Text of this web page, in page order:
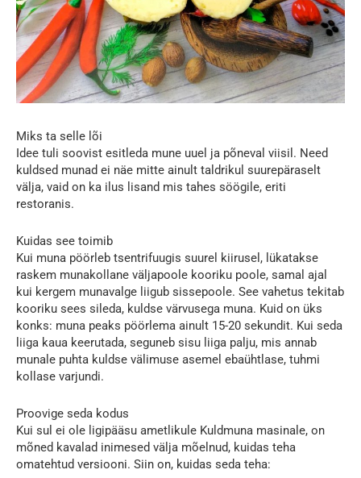
Miks ta selle lõi
Idee tuli soovist esitleda mune uuel ja põneval viisil. Need
kuldsed munad ei näe mitte ainult taldrikul suurepäraselt
välja, vaid on ka ilus lisand mis tahes söögile, eriti
restoranis.
Kuidas see toimib
Kui muna pöörleb tsentrifuugis suurel kiirusel, lükatakse
raskem munakollane väljapoole kooriku poole, samal ajal
kui kergem munavalge liigub sissepoole. See vahetus tekitab
kooriku sees sileda, kuldse värvusega muna. Kuid on üks
konks: muna peaks pöörlema ainult 15-20 sekundit. Kui seda
liiga kaua keerutada, seguneb sisu liiga palju, mis annab
munale puhta kuldse välimuse asemel ebaühtlase, tuhmi
kollase varjundi.
Proovige seda kodus
Kui sul ei ole ligipääsu ametlikule Kuldmuna masinale, on
mõned kavalad inimesed välja mõelnud, kuidas teha
omatehtud versiooni. Siin on, kuidas seda teha: